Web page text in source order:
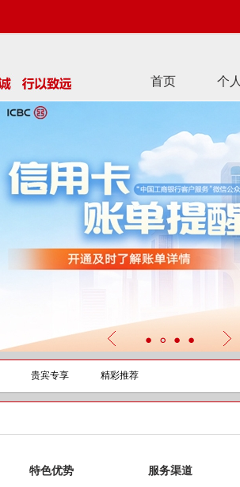
首页 个
贵宾专享 精彩推荐
特色优势 服务渠道